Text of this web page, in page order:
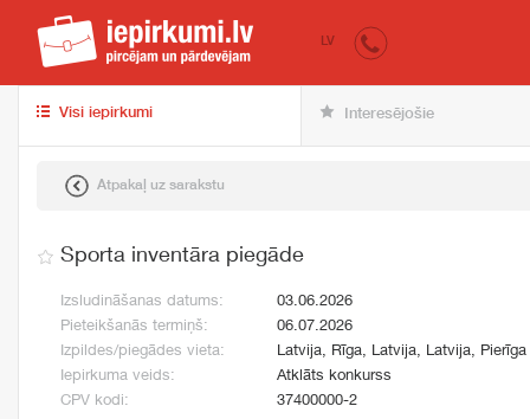
iepirkumi.lv
LV
Visi iepirkumi Interesējošie
Atpakaļ uz sarakstu
Sporta inventāra piegāde
Izsludināšanas datums:
03.06.2026
Pieteikšanās termiņš:
06.07.2026
Izpildes/piegādes vieta:
Latvija, Rīga, Latvija, Latvija, Pierīga
Iepirkuma veids:
Atklāts konkurss
CPV kodi:
37400000-2